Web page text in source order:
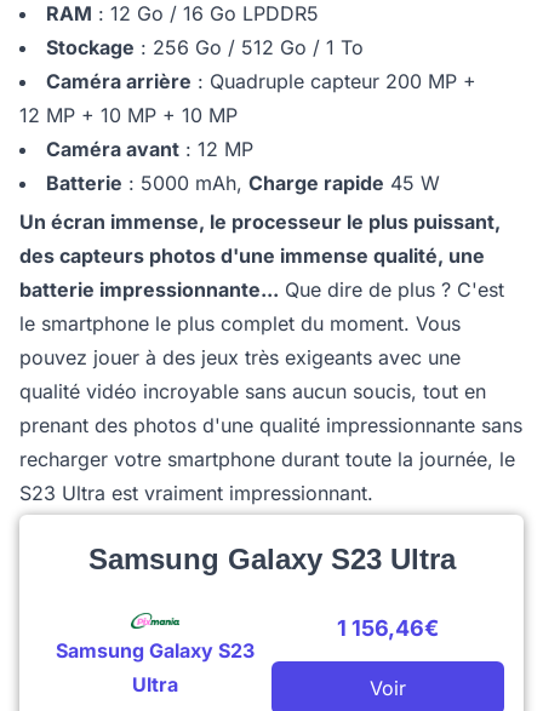
RAM : 12 Go / 16 Go LPDDR5
Stockage : 256 Go / 512 Go / 1 To
Caméra arrière : Quadruple capteur 200 MP +
12 MP + 10 MP + 10 MP
Caméra avant : 12 MP
Batterie : 5000 mAh, Charge rapide 45 W
Un écran immense, le processeur le plus puissant,
des capteurs photos d'une immense qualité, une
batterie impressionnante... Que dire de plus ? C'est
le smartphone le plus complet du moment. Vous
pouvez jouer à des jeux très exigeants avec une
qualité vidéo incroyable sans aucun soucis, tout en
prenant des photos d'une qualité impressionnante sans
recharger votre smartphone durant toute la journée, le
S23 Ultra est vraiment impressionnant.
Samsung Galaxy S23 Ultra
Samsung Galaxy S23
Ultra
1 156,46€
Voir